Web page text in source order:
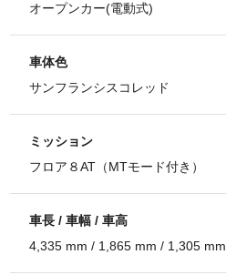
オープンカー(電動式)
車体色
サンフランシスコレッド
ミッション
フロア８AT（MTモード付き）
車長 / 車幅 / 車高
4,335 mm / 1,865 mm / 1,305 mm